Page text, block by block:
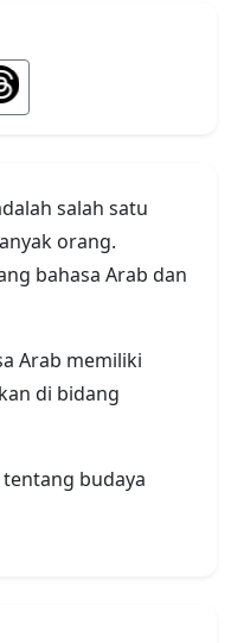
salah satu
orang.
bahasa Arab dan
Arab memiliki
di bidang
budaya